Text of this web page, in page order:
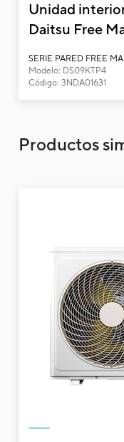
Unidad
Daitsu Free
SERIE PARED FREE
Modelo: DS09KTP4
Código: 3NDA01631
Productos